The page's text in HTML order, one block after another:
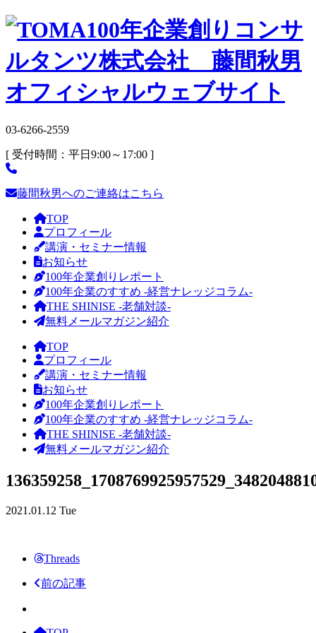
03-6266-2559
[ 受付時間：平日9:00～17:00 ]
藤間秋男へのご連絡はこちら
TOP
プロフィール
講演・セミナー情報
お知らせ
100年企業創りレポート
100年企業のすすめ -経営ナレッジコラム-
THE SHINISE -老舗対談-
無料メールマガジン紹介
TOP
プロフィール
講演・セミナー情報
お知らせ
100年企業創りレポート
100年企業のすすめ -経営ナレッジコラム-
THE SHINISE -老舗対談-
無料メールマガジン紹介
2021.01.12 Tue
Threads
前の記事